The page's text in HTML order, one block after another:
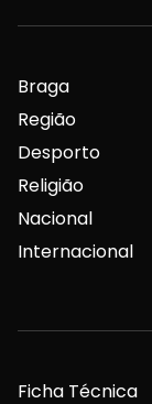
Braga
Região
Desporto
Religião
Nacional
Internacional
Ficha Técnica